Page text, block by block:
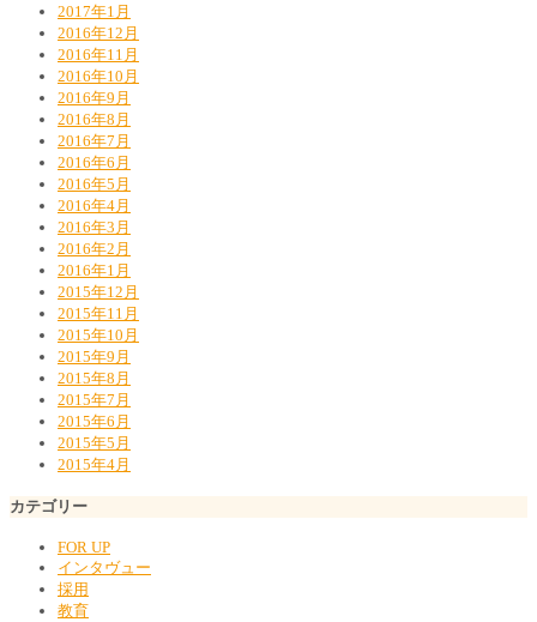
2017年1月
2016年12月
2016年11月
2016年10月
2016年9月
2016年8月
2016年7月
2016年6月
2016年5月
2016年4月
2016年3月
2016年2月
2016年1月
2015年12月
2015年11月
2015年10月
2015年9月
2015年8月
2015年7月
2015年6月
2015年5月
2015年4月
カテゴリー
FOR UP
インタヴュー
採用
教育